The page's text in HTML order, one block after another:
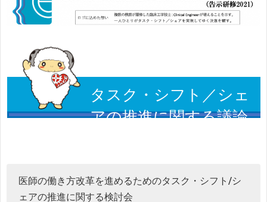
タスク・シフト／シェ
アの推進に関する議論
医師の働き方改革を進めるためのタスク・シフト/シ
ェアの推進に関する検討会